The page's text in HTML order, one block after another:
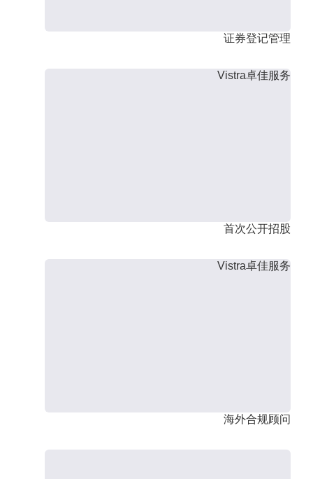
证券登记管理
Vistra卓佳服务
首次公开招股
Vistra卓佳服务
海外合规顾问